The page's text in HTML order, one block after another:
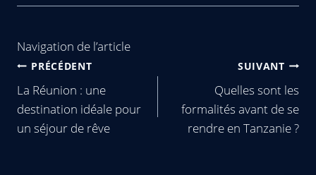
Navigation de l’article
PRÉCÉDENT
La Réunion : une
destination idéale pour
un séjour de rêve
SUIVANT
Quelles sont les
formalités avant de se
rendre en Tanzanie ?